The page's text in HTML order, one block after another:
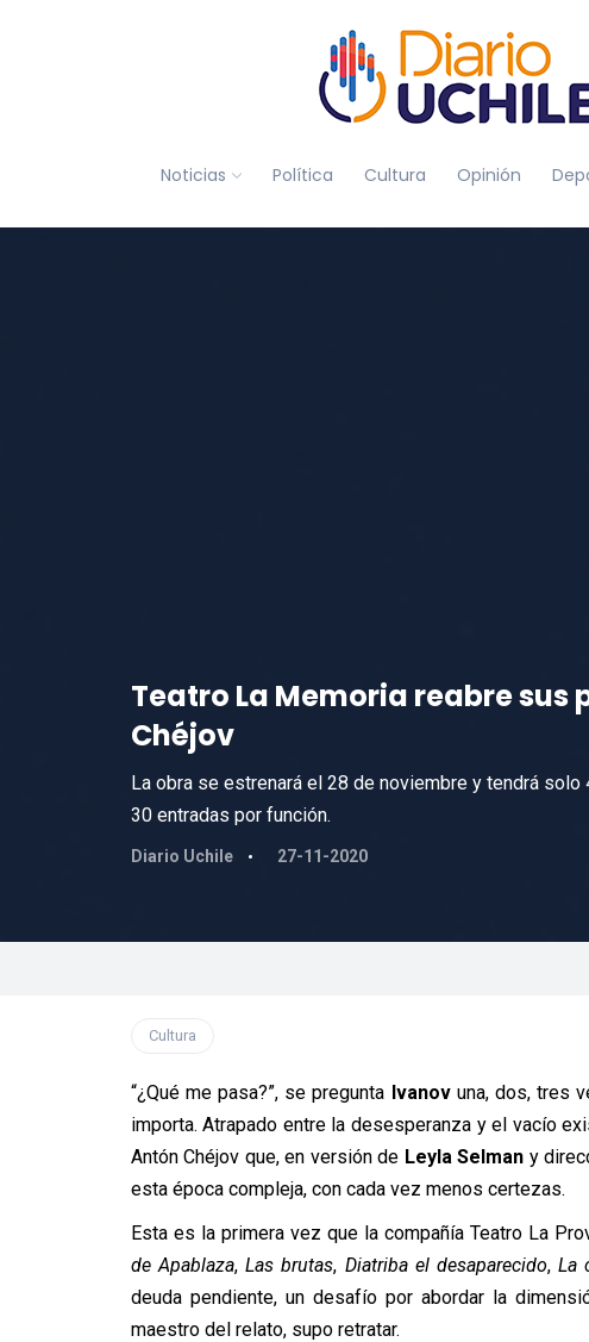
Noticias Política Cultura Opinión
Teatro La Memoria reabre sus
Chéjov
La obra se estrenará el 28 de noviembre y tendrá
30 entradas por función.
Diario Uchile 27-11-2020
Cultura
“¿Qué me pasa?”, se pregunta Ivanovuna, dos, tres
importa. Atrapado entre la desesperanza y el vacío
Antón Chéjov que, en versión de Leyla Selman y
esta época compleja, con cada vez menos certezas.
Esta es la primera vez que la compañía Teatro La
de Apablaza, Las brutas, Diatriba el desaparecido,La
deuda pendiente, un desafío por abordar la
maestro del relato, supo retratar.